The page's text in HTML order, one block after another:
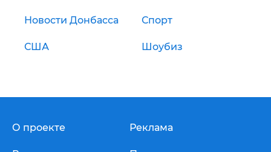
Новости Донбасса Спорт
США Шоубиз
О проекте Реклама